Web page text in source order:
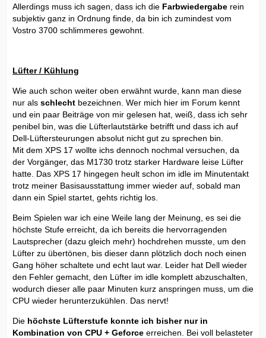
Allerdings muss ich sagen, dass ich die Farbwiedergabe rein
subjektiv ganz in Ordnung finde, da bin ich zumindest vom
Vostro 3700 schlimmeres gewohnt.
Lüfter / Kühlung
Wie auch schon weiter oben erwähnt wurde, kann man diese
nur als schlecht bezeichnen. Wer mich hier im Forum kennt
und ein paar Beiträge von mir gelesen hat, weiß, dass ich sehr
penibel bin, was die Lüfterlautstärke betrifft und dass ich auf
Dell-Lüftersteurungen absolut nicht gut zu sprechen bin.
Mit dem XPS 17 wollte ichs dennoch nochmal versuchen, da
der Vorgänger, das M1730 trotz starker Hardware leise Lüfter
hatte. Das XPS 17 hingegen heult schon im idle im Minutentakt
trotz meiner Basisausstattung immer wieder auf, sobald man
dann ein Spiel startet, gehts richtig los.
Beim Spielen war ich eine Weile lang der Meinung, es sei die
höchste Stufe erreicht, da ich bereits die hervorragenden
Lautsprecher (dazu gleich mehr) hochdrehen musste, um den
Lüfter zu übertönen, bis dieser dann plötzlich doch noch einen
Gang höher schaltete und echt laut war. Leider hat Dell wieder
den Fehler gemacht, den Lüfter im idle komplett abzuschalten,
wodurch dieser alle paar Minuten kurz anspringen muss, um die
CPU wieder herunterzukühlen. Das nervt!
Die höchste Lüfterstufe konnte ich bisher nur in
Kombination von CPU + Geforce erreichen. Bei voll belasteter